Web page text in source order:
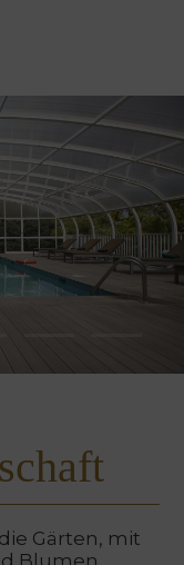
Gärten, mit